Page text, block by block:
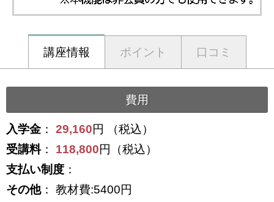
講座情報 ポイント 口コミ
費用
入学金 ： 29,160円 （税込）
受講料： 118,800円（税込）
支払い制度 ：
その他： 教材費:5400円